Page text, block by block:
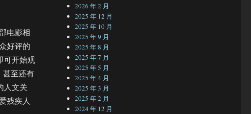
电影相
好评的
可开始观
甚至还有
人文关
残疾人
2026 年 2 月
2025 年 12 月
2025 年 10 月
2025 年 9 月
2025 年 8 月
2025 年 7 月
2025 年 5 月
2025 年 4 月
2025 年 3 月
2025 年 2 月
2024 年 12 月